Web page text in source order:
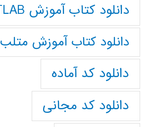
دانلود کتاب آموزش MATLAB
دانلود کتاب آموزش متلب
دانلود کد آماده
دانلود کد مجانی